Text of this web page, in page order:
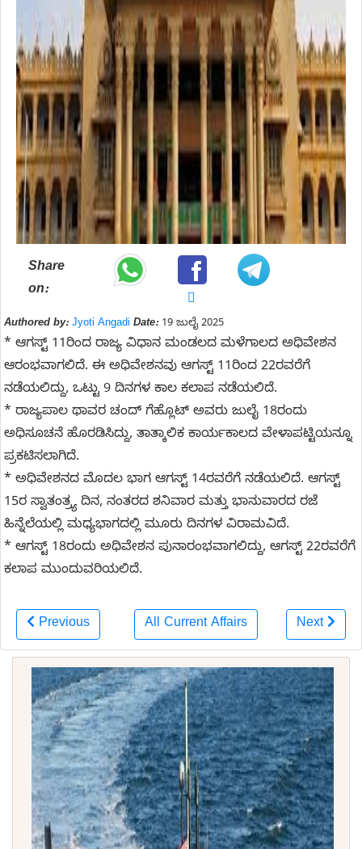
Share
on:
Authored by: Jyoti Angadi Date:19 ಜುಲೈ 2025
* ಆಗಸ್ಟ್ 11ರಿಂದ ರಾಜ್ಯ ವಿಧಾನ ಮಂಡಲದ ಮಳೆಗಾಲದ ಅಧಿವೇಶನ
ಆರಂಭವಾಗಲಿದೆ. ಈ ಅಧಿವೇಶನವು ಆಗಸ್ಟ್ 11ರಿಂದ 22ರವರೆಗೆ
ನಡೆಯಲಿದ್ದು, ಒಟ್ಟು 9 ದಿನಗಳ ಕಾಲ ಕಲಾಪ ನಡೆಯಲಿದೆ.
* ರಾಜ್ಯಪಾಲ ಥಾವರ ಚಂದ್ ಗೆಹ್ಲೊಟ್ ಅವರು ಜುಲೈ 18ರಂದು
ಅಧಿಸೂಚನೆ ಹೊರಡಿಸಿದ್ದು, ತಾತ್ಕಾಲಿಕ ಕಾರ್ಯಕಾಲದ ವೇಳಾಪಟ್ಟಿಯನ್ನೂ
ಪ್ರಕಟಿಸಲಾಗಿದೆ.
* ಅಧಿವೇಶನದ ಮೊದಲ ಭಾಗ ಆಗಸ್ಟ್ 14ರವರೆಗೆ ನಡೆಯಲಿದೆ. ಆಗಸ್ಟ್
15ರ ಸ್ವಾತಂತ್ರ್ಯ ದಿನ, ನಂತರದ ಶನಿವಾರ ಮತ್ತು ಭಾನುವಾರದ ರಜೆ
ಹಿನ್ನೆಲೆಯಲ್ಲಿ ಮಧ್ಯಭಾಗದಲ್ಲಿ ಮೂರು ದಿನಗಳ ವಿರಾಮವಿದೆ.
* ಆಗಸ್ಟ್ 18ರಂದು ಅಧಿವೇಶನ ಪುನಾರಂಭವಾಗಲಿದ್ದು, ಆಗಸ್ಟ್ 22ರವರೆಗೆ
ಕಲಾಪ ಮುಂದುವರಿಯಲಿದೆ.
Previous All Current Affairs Next